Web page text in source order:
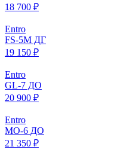
18 700 ₽
Entro
FS-5M ДГ
19 150 ₽
Entro
GL-7 ДО
20 900 ₽
Entro
МO-6 ДО
21 350 ₽